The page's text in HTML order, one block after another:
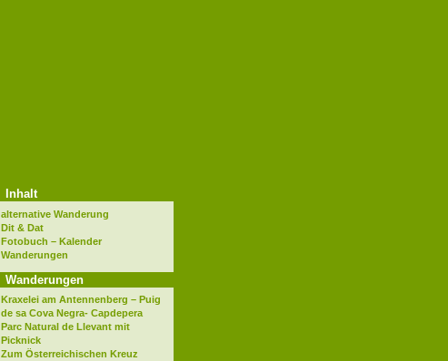
Inhalt
alternative Wanderung
Dit & Dat
Fotobuch – Kalender
Wanderungen
Wanderungen
Kraxelei am Antennenberg – Puig
de sa Cova Negra- Capdepera
Parc Natural de Llevant mit
Picknick
Zum Österreichischen Kreuz